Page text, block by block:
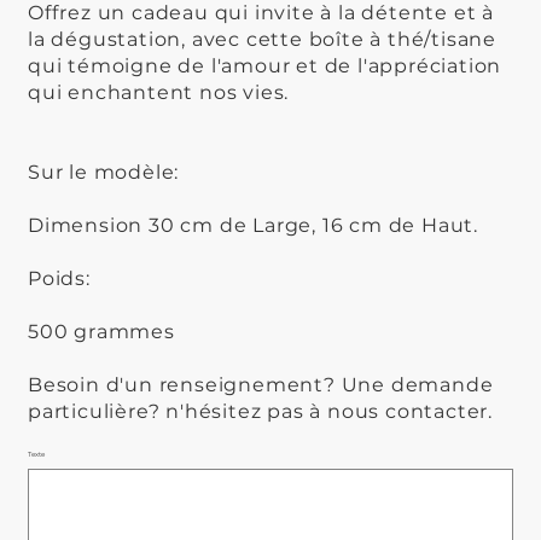
Offrez un cadeau qui invite à la détente et à
la dégustation, avec cette boîte à thé/tisane
qui témoigne de l'amour et de l'appréciation
qui enchantent nos vies.
Sur le modèle:
Dimension 30 cm de Large, 16 cm de Haut.
Poids:
500 grammes
Besoin d'un renseignement? Une demande
particulière? n'hésitez pas à nous contacter.
Texte